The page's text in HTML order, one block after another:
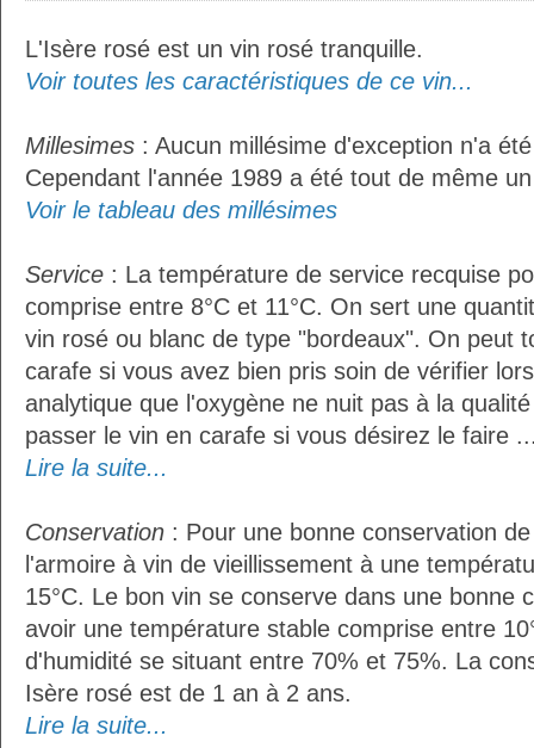
L'Isère rosé est un vin rosé tranquille.
Voir toutes les caractéristiques de ce vin...
Millesimes : Aucun millésime d'exception n'a
Cependant l'année 1989 a été tout de même
Voir le tableau des millésimes
Service : La température de service recquise
comprise entre 8°C et 11°C. On sert une
vin rosé ou blanc de type "bordeaux". On peut
carafe si vous avez bien pris soin de vérifier
analytique que l'oxygène ne nuit pas à la
passer le vin en carafe si vous désirez le faire
Lire la suite...
Conservation : Pour une bonne conservation
l'armoire à vin de vieillissement à une
15°C. Le bon vin se conserve dans une bonne
avoir une température stable comprise entre
d'humidité se situant entre 70% et 75%. La
Isère rosé est de 1 an à 2 ans.
Lire la suite...